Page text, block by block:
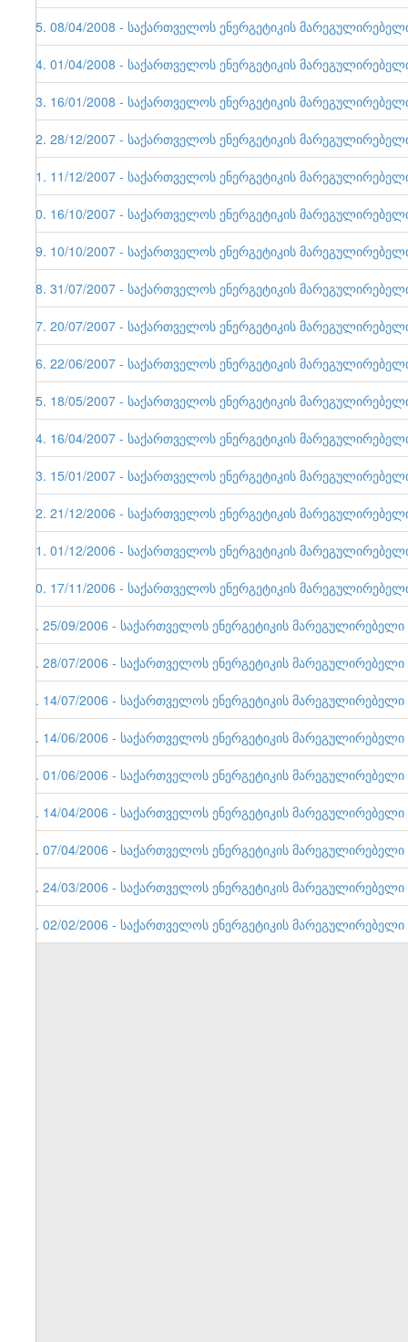
25. 08/04/2008 - საქართველოს ენერგეტიკის
24. 01/04/2008 - საქართველოს ენერგეტიკის
23. 16/01/2008 - საქართველოს ენერგეტიკის
22. 28/12/2007 - საქართველოს ენერგეტიკის
21. 11/12/2007 - საქართველოს ენერგეტიკის
20. 16/10/2007 - საქართველოს ენერგეტიკის
19. 10/10/2007 - საქართველოს ენერგეტიკის
18. 31/07/2007 - საქართველოს ენერგეტიკის
17. 20/07/2007 - საქართველოს ენერგეტიკის
16. 22/06/2007 - საქართველოს ენერგეტიკის
15. 18/05/2007 - საქართველოს ენერგეტიკის
14. 16/04/2007 - საქართველოს ენერგეტიკის
13. 15/01/2007 - საქართველოს ენერგეტიკის
12. 21/12/2006 - საქართველოს ენერგეტიკის
11. 01/12/2006 - საქართველოს ენერგეტიკის
10. 17/11/2006 - საქართველოს ენერგეტიკის
9. 25/09/2006 - საქართველოს ენერგეტიკის
8. 28/07/2006 - საქართველოს ენერგეტიკის
7. 14/07/2006 - საქართველოს ენერგეტიკის
6. 14/06/2006 - საქართველოს ენერგეტიკის
5. 01/06/2006 - საქართველოს ენერგეტიკის
4. 14/04/2006 - საქართველოს ენერგეტიკის
3. 07/04/2006 - საქართველოს ენერგეტიკის
2. 24/03/2006 - საქართველოს ენერგეტიკის
1. 02/02/2006 - საქართველოს ენერგეტიკის